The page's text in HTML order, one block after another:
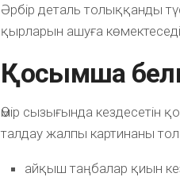
Әрбір деталь толыққанды
қырларын ашуға көмектеседі.
Қосымша
Өмір сызығында
талдау жалпы картинаны
айқыш таңбалар қиын